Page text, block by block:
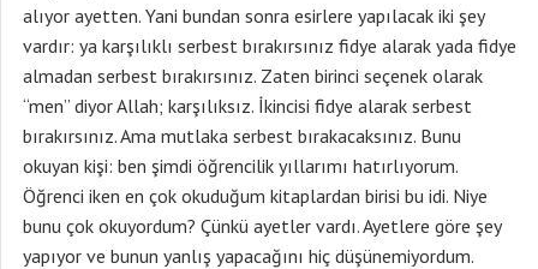
alıyor ayetten. Yani bundan sonra esirlere yapılacak iki şey
vardır: ya karşılıklı serbest bırakırsınız fidye alarak yada fidye
almadan serbest bırakırsınız. Zaten birinci seçenek olarak
“men” diyor Allah; karşılıksız. İkincisi fidye alarak serbest
bırakırsınız. Ama mutlaka serbest bırakacaksınız. Bunu
okuyan kişi: ben şimdi öğrencilik yıllarımı hatırlıyorum.
Öğrenci iken en çok okuduğum kitaplardan birisi bu idi. Niye
bunu çok okuyordum? Çünkü ayetler vardı. Ayetlere göre şey
yapıyor ve bunun yanlış yapacağını hiç düşünemiyordum.